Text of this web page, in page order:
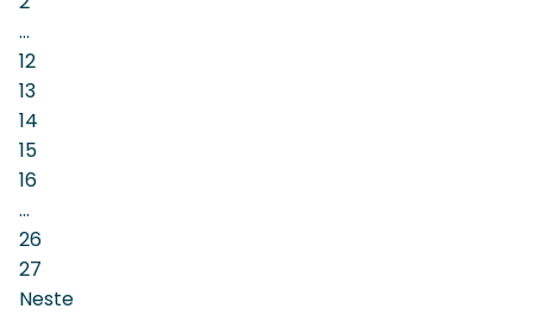
...
12
13
14
15
16
...
26
27
Neste